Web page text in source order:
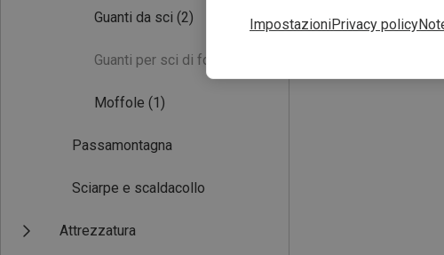
Guanti da sci (2)
Guanti per sci di fondo
Moffole (1)
Passamontagna
Sciarpe e scaldacollo
Attrezzatura
ImpostazioniPrivacy policy